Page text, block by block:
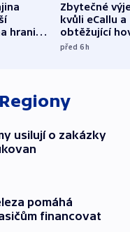
hranici
Zbytečné
kvůli eCallu a
obtěžující
zdržují
před 6h
Regiony
usilují o zakázky
pomáhá
financovat